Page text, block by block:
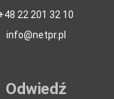
22 201 32 10
info@netpr.pl
Odwiedź